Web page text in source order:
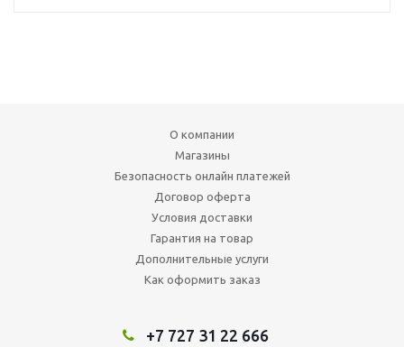
О компании
Магазины
Безопасность онлайн платежей
Договор оферта
Условия доставки
Гарантия на товар
Дополнительные услуги
Как оформить заказ
+7 727 31 22 666